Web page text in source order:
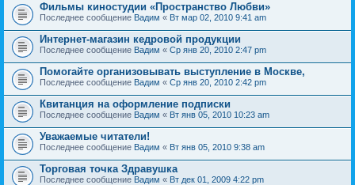
Фильмы киностудии «Пространство Любви»
Последнее сообщение Вадим « Вт мар 02, 2010 9:41 am
Интернет-магазин кедровой продукции
Последнее сообщение Вадим « Ср янв 20, 2010 2:47 pm
Помогайте организовывать выступление в Москве,
Последнее сообщение Вадим « Ср янв 20, 2010 2:42 pm
Квитанция на оформление подписки
Последнее сообщение Вадим « Вт янв 05, 2010 10:23 am
Уважаемые читатели!
Последнее сообщение Вадим « Вт янв 05, 2010 9:38 am
Торговая точка Здравушка
Последнее сообщение Вадим « Вт дек 01, 2009 4:22 pm